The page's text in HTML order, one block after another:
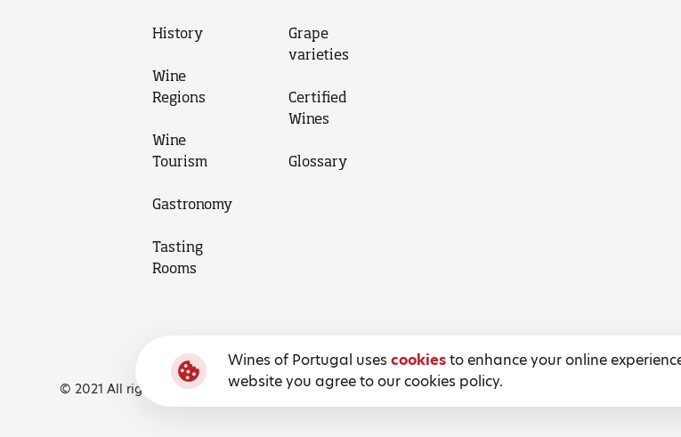
Wines of Portugal uses cookiesto enhance your online
website you agree to our cookies policy.
History
Wine
Regions
Wine
Tourism
Gastronomy
Tasting
Rooms
Grape
varieties
Certified
Wines
Glossary
© 2021 All rights reserved, Wines of Portugal